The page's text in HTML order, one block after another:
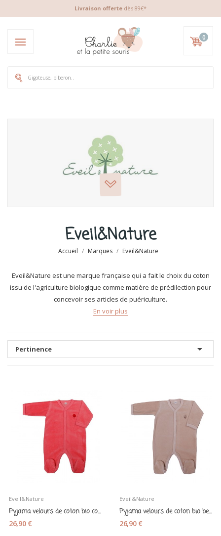
Livraison offerte dès 89€*
0
Eveil&Nature
Accueil Marques Eveil&Nature
Eveil&Nature est une marque française qui a fait le choix du coton
issu de l'agriculture biologique comme matière de prédilection pour
concevoir ses articles de puériculture.
En voir plus
Pertinence 
Eveil&Nature
Pyjama velours de coton bio corail - Eveil&Nature
26,90 €
Eveil&Nature
Pyjama velours de coton bio beige - Eveil&Nature
26,90 €